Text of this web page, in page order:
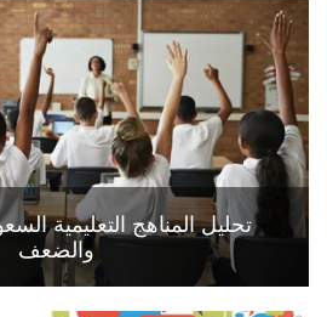
تحليل المناهج التعليمية
والضعف